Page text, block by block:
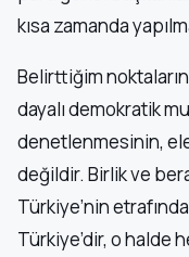
kısa zamanda
Belirttiğim
dayalı demokratik
denetlenmesinin,
değildir. Birlik ve
Türkiye’nin
Türkiye’dir, o halde